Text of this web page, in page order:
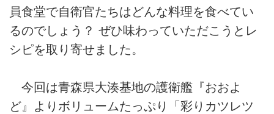
員食堂で自衛官たちはどんな料理を食べてい
るのでしょう？ ぜひ味わっていただこうとレ
シピを取り寄せました。
今回は青森県大湊基地の護衛艦『おおよ
ど』よりボリュームたっぷり「彩りカツレツ